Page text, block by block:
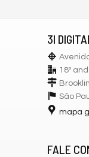
3I DIGITAL
18º
São
mapa
FALE